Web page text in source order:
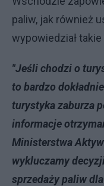
paliw, jak również
wypowiedział takie
"Jeśli chodzi o
to bardzo
turystyka zaburza
informacje
Ministerstwa
wykluczamy
sprzedaży paliw